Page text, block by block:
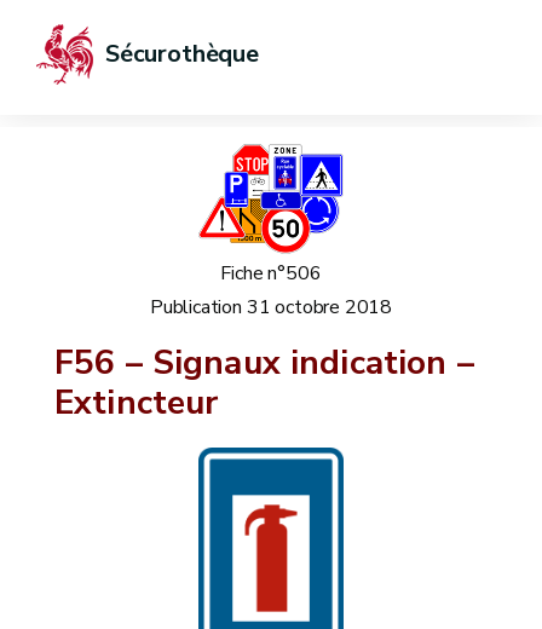
Sécurothèque
Fiche n°506
Publication 31 octobre 2018
F56 – Signaux indication –
Extincteur